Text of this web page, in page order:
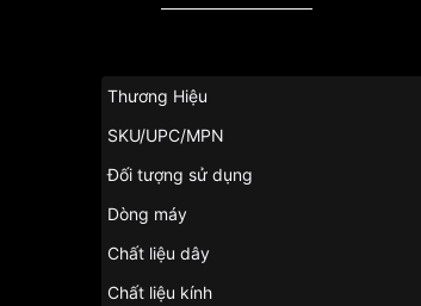
Thương Hiệu
SKU/UPC/MPN
Đối tượng sử dụng
Dòng máy
Chất liệu dây
Chất liệu kính